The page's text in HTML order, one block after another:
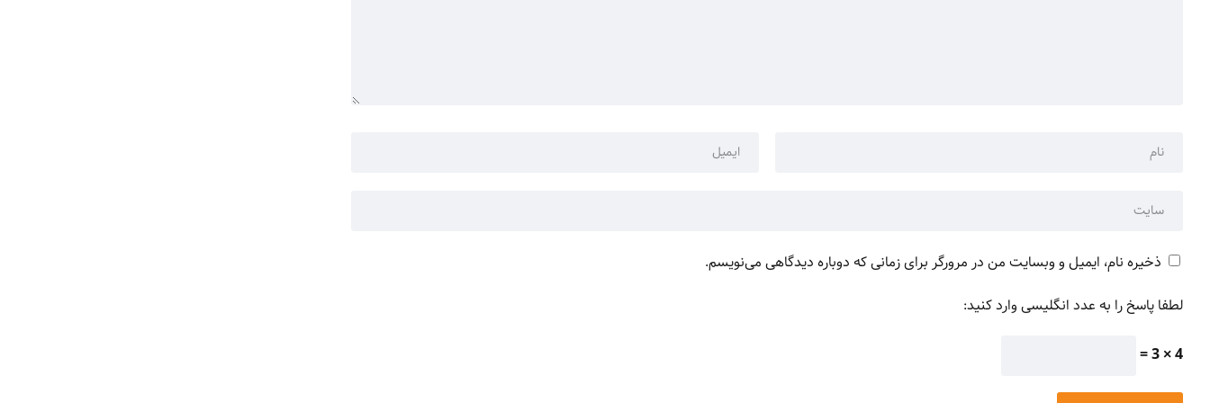
ذخیره نام، ایمیل و وبسایت من در مرورگر برای زمانی که دوباره دیدگاهی می‌نویسم.
لطفا پاسخ را به عدد انگلیسی وارد کنید:
4 × 3 =